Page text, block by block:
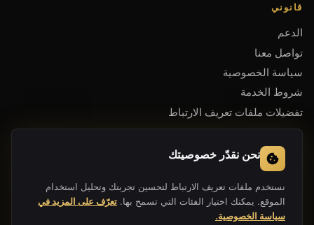
قانوني
الدعم
تواصل معنا
سياسة الخصوصية
شروط الخدمة
تفضيلات ملفات تعريف الارتباط
احصل على التطبيق
نحن نقدّر خصوصيتك
نستخدم ملفات تعريف الارتباط لتحسين تجربتك وتحليل استخدام
الموقع. يمكنك اختيار الفئات التي تسمح بها. تعرّف على المزيد في
سياسة الخصوصية.